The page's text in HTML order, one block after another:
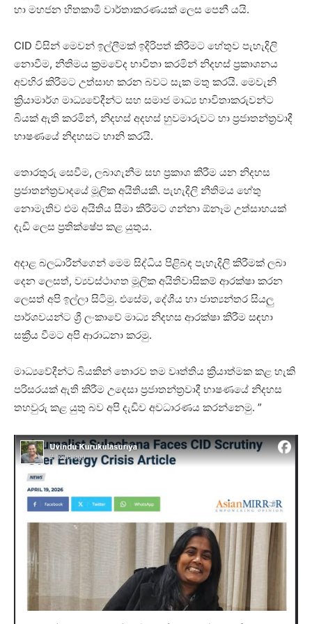
හා මහජන හිතකාමී වාර්තාකරණයක් ලෙස පෙනී යයි.
CID විසින් මෙවන් ඉල්ලීමක් ඉදිරිපත් කිරීමට හේතුව පැහැදිලි
නොවීම, නීතිමය ක්‍රමවේද භාවිතා කරමින් නිදහස් ප්‍රකාශනය
අවහිර කිරීමට උත්සාහ කරන බවට සැක මතු කරයි. මෙවැනි
ක්‍රියාමාර්ග මාධ්‍යවේදීන්ට සහ සමාජ මාධ්‍ය භාවිතාකරුවන්ට
බියක් ඇති කරමින්, නිදහස් අදහස් හුවමාරුවට හා ප්‍රජාතන්ත්‍රවාදී
භාෂණයේ නිදහසට හානි කරයි.
තොරතුරු සෙවීම, ලබාගැනීම සහ ප්‍රකාශ කිරීම යන නිදහස
ප්‍රජාතන්ත්‍රවාදයේ මූලික අයිතියකි. පැහැදිලි නීතිමය හේතු
නොමැතිව එම අයිතිය සීමා කිරීමට ගන්නා ඕනෑම උත්සාහයක්
දැඩි ලෙස ප්‍රතික්ෂේප කළ යුතුය.
අදාළ බලධාරීන්ගෙන් මෙම සිද්ධිය පිළිබඳ පැහැදිලි කිරීමක් ලබා
දෙන ලෙසත්, ව්‍යවස්ථාගත මූලික අයිතිවාසිකම් ආරක්ෂා කරන
ලෙසත් අපි ඉල්ලා සිටිමු. එසේම, දේශීය හා ජාත්‍යන්තර සියලු
පාර්ශවයන්ට ශ්‍රී ලංකාවේ මාධ්‍ය නිදහස ආරක්ෂා කිරීම සඳහා
සක්‍රීය වීමට අපි ආරාධනා කරමු.
මාධ්‍යවේදීන්ට බියකින් තොරව තම වෘත්තිය ක්‍රියාත්මක කළ හැකි
පරිසරයක් ඇති කිරීම උදෙසා ප්‍රජාතන්ත්‍රවාදී භාෂණයේ නිදහස
තහවුරු කළ යුතු බව අපි දැඩිව අවධාරණය කරන්නෙමු. ”